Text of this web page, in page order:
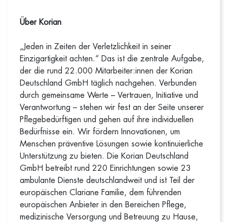
Über Korian
„Jeden in Zeiten der Verletzlichkeit in seiner
Einzigartigkeit achten.“ Das ist die zentrale Aufgabe,
der die rund 22.000 Mitarbeiter:innen der Korian
Deutschland GmbH täglich nachgehen. Verbunden
durch gemeinsame Werte – Vertrauen, Initiative und
Verantwortung – stehen wir fest an der Seite unserer
Pflegebedürftigen und gehen auf ihre individuellen
Bedürfnisse ein. Wir fördern Innovationen, um
Menschen präventive Lösungen sowie kontinuierliche
Unterstützung zu bieten. Die Korian Deutschland
GmbH betreibt rund 220 Einrichtungen sowie 23
ambulante Dienste deutschlandweit und ist Teil der
europäischen Clariane Familie, dem führenden
europäischen Anbieter in den Bereichen Pflege,
medizinische Versorgung und Betreuung zu Hause,